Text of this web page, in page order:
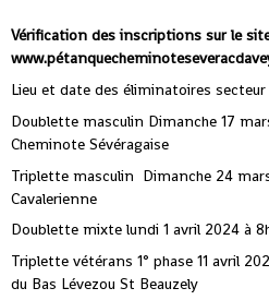
Vérification des inscriptions sur le
Lieu et date des éliminatoires secteur
Doublette masculin Dimanche 17
Cheminote Sévéragaise
Triplette masculin Dimanche 24
Cavalerienne
Doublette mixte lundi 1 avril 2024 à
Triplette vétérans 1° phase 11 avril
du Bas Lévezou St Beauzely